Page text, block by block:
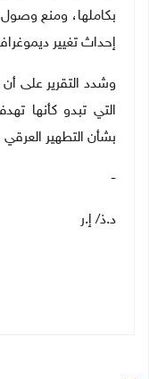
بكاملها، ومنع
إحداث تغيير
وشدد التقرير على
التي تبدو كأنها
بشأن التطهير
-
د.ذ/ إ.ر